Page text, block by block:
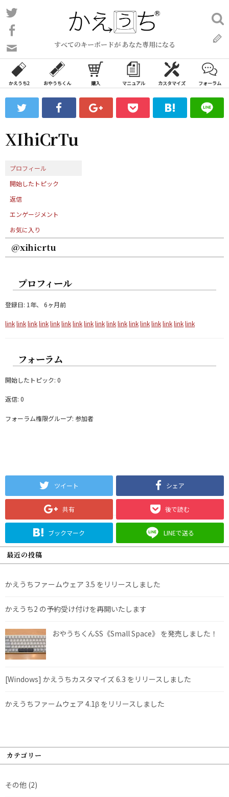
コ
ン
ン
ツ
ス
ッ
プ
すべてのキーボードが あなた専用になる
い
合
わ
フ
ォ
検
索:
かえうち2 おやうちくん 購入 マニュアル カスタマイズ フォーラム
XIhiCrTu
プロフィール
開始したトピック
返信
エンゲージメント
お気に入り
@xihicrtu
プロフィール
登録日: 1年、 6ヶ月前
linklinklinklinklinklinklinklinklinklinklinklinklinklinklinklinklink
フォーラム
開始したトピック: 0
返信: 0
フォーラム権限グループ: 参加者
ツイート シェア
共有 後で読む
ブックマーク LINEで送る
最近の投稿
かえうちファームウェア 3.5 をリリースしました
かえうち2 の予約受け付けを再開いたします
おやうちくんSS《Small Space》 を発売しました！
[Windows] かえうちカスタマイズ 6.3 をリリースしました
かえうちファームウェア 4.1β をリリースしました
カテゴリー
その他 (2)